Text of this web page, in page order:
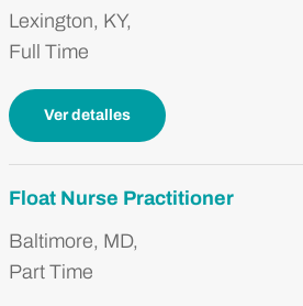
Lexington, KY,
Full Time
Ver detalles
Float Nurse Practitioner
Baltimore, MD,
Part Time